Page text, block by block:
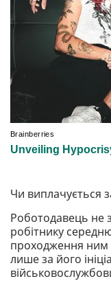
Чи виплачується
Роботодавець не
робітнику
проходження ним
лише за його